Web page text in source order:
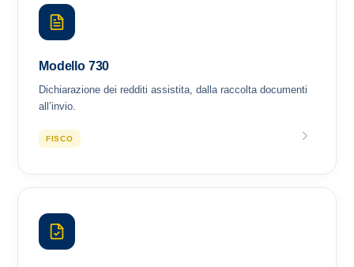
Modello 730
Dichiarazione dei redditi assistita, dalla raccolta documenti
all’invio.
FISCO